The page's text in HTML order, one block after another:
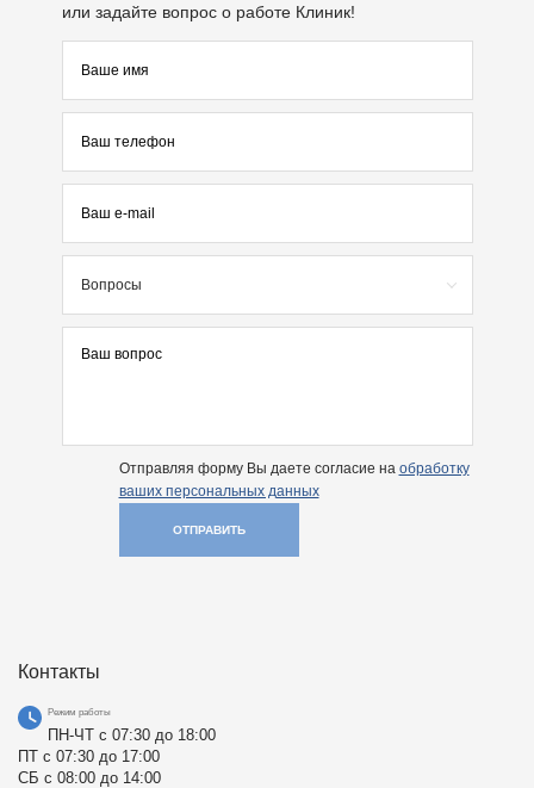
или задайте вопрос о работе Клиник!
Вопросы
Отправляя форму Вы даете согласие на обработку
ваших персональных данных
ОТПРАВИТЬ
Контакты
Режим работы
ПН-ЧТ с 07:30 до 18:00
ПТ с 07:30 до 17:00
СБ с 08:00 до 14:00